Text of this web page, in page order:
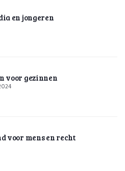
en jongeren
voor gezinnen
voor mens en recht